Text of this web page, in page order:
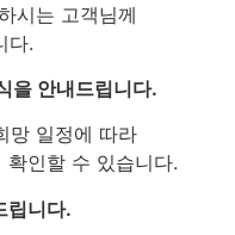
시는 고객님께
다.
을 안내드립니다.
망 일정에 따라
인할 수 있습니다.
립니다.